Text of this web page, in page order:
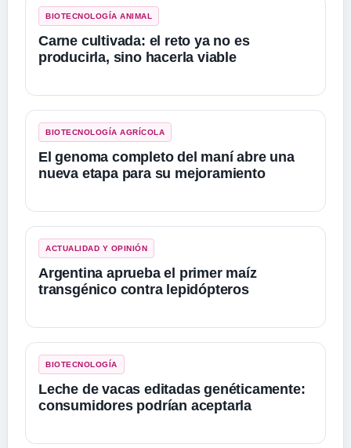
BIOTECNOLOGÍA ANIMAL
Carne cultivada: el reto ya no es
producirla, sino hacerla viable
BIOTECNOLOGÍA AGRÍCOLA
El genoma completo del maní abre una
nueva etapa para su mejoramiento
ACTUALIDAD Y OPINIÓN
Argentina aprueba el primer maíz
transgénico contra lepidópteros
BIOTECNOLOGÍA
Leche de vacas editadas genéticamente:
consumidores podrían aceptarla